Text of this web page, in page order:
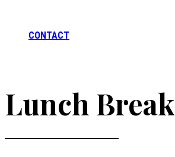
CONTACT
Lunch Break